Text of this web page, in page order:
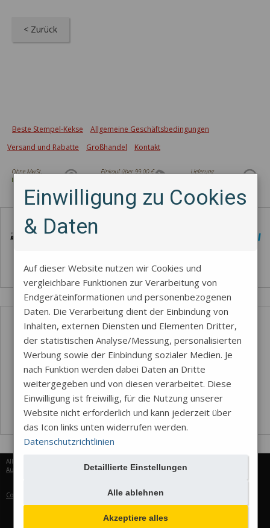
< Zurück
Beste Stempel-Kekse
Allgemeine Geschäftsbedingungen
Versand und Rabatte
Großhandel Kontakt
Alle Rechte vorbehalten © 2026
Aureus Services
Cookie-Einstellungen
Einwilligung zu Cookies
& Daten
Auf dieser Website nutzen wir Cookies und
vergleichbare Funktionen zur Verarbeitung von
Endgeräteinformationen und personenbezogenen
Daten. Die Verarbeitung dient der Einbindung von
Inhalten, externen Diensten und Elementen Dritter,
der statistischen Analyse/Messung, personalisierten
Werbung sowie der Einbindung sozialer Medien. Je
nach Funktion werden dabei Daten an Dritte
weitergegeben und von diesen verarbeitet. Diese
Einwilligung ist freiwillig, für die Nutzung unserer
Website nicht erforderlich und kann jederzeit über
das Icon links unten widerrufen werden.
Datenschutzrichtlinien
Detaillierte Einstellungen
Alle ablehnen
Akzeptiere alles